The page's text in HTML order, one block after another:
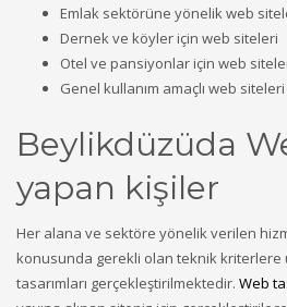
Emlak sektörüne yönelik web
Dernek ve köyler için web siteleri
Otel ve pansiyonlar için web
Genel kullanım amaçlı web siteleri
Beylikdüzüda
yapan kişiler
Her alana ve sektöre yönelik verilen
konusunda gerekli olan teknik kriterlere
tasarımları gerçekleştirilmektedir. Web